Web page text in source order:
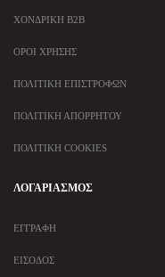
ΧΟΝΔΡΙΚΉ B2B
ΌΡΟΙ ΧΡΉΣΗΣ
ΠΟΛΙΤΙΚΉ ΕΠΙΣΤΡΟΦΏΝ
ΠΟΛΙΤΙΚΉ ΑΠΟΡΡΉΤΟΥ
ΠΟΛΙΤΙΚΉ COOKIES
ΛΟΓΑΡΙΑΣΜΌΣ
ΕΓΓΡΑΦΉ
ΕΊΣΟΔΟΣ